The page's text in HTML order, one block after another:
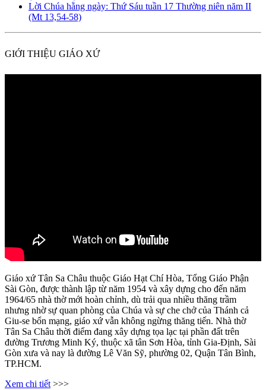
Lời Chúa hằng ngày: Thứ Sáu tuần 17 Thường niên năm II
(Mt 13,54-58)
GIỚI THIỆU GIÁO XỨ
Giáo xứ Tân Sa Châu thuộc Giáo Hạt Chí Hòa, Tổng Giáo Phận
Sài Gòn, được thành lập từ năm 1954 và xây dựng cho đến năm
1964/65 nhà thờ mới hoàn chỉnh, dù trải qua nhiều thăng trầm
nhưng nhờ sự quan phòng của Chúa và sự che chở của Thánh cả
Giu-se bổn mạng, giáo xứ vẫn không ngừng thăng tiến. Nhà thờ
Tân Sa Châu thời điểm đang xây dựng tọa lạc tại phần đất trên
đường Trương Minh Ký, thuộc xã tân Sơn Hòa, tỉnh Gia-Định, Sài
Gòn xưa và nay là đường Lê Văn Sỹ, phường 02, Quận Tân Bình,
TP.HCM.
Xem chi tiết>>>